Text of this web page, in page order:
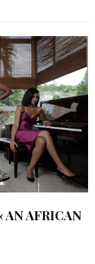
AN AFRICAN